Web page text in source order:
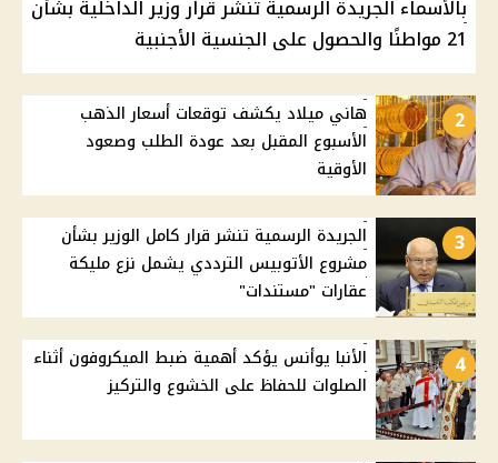
بالأسماء الجريدة الرسمية تنشر قرار وزير الداخلية بشأن
21 مواطنًا والحصول على الجنسية الأجنبية
2
هاني ميلاد يكشف توقعات أسعار الذهب
الأسبوع المقبل بعد عودة الطلب وصعود
الأوقية
3
الجريدة الرسمية تنشر قرار كامل الوزير بشأن
مشروع الأتوبيس الترددي يشمل نزع مليكة
عقارات "مستندات"
4
الأنبا يوأنس يؤكد أهمية ضبط الميكروفون أثناء
الصلوات للحفاظ على الخشوع والتركيز